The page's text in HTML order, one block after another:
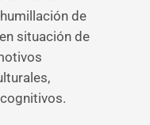
de
situación de